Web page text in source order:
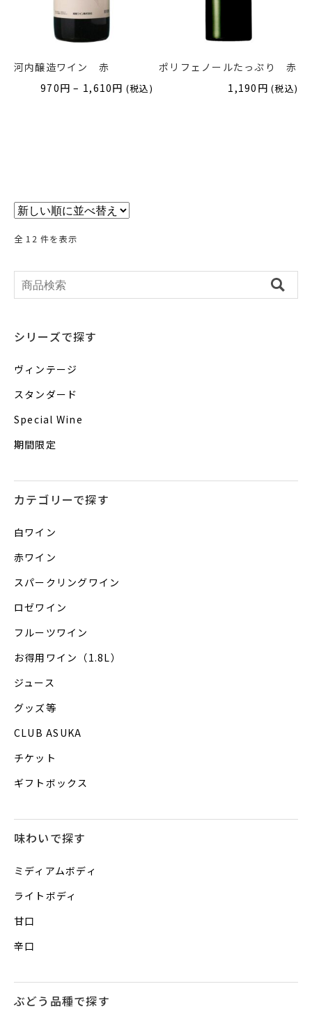
河内醸造ワイン 赤
970円 – 1,610円 価
(税込)
ポリフェノールたっぷり 赤
1,190 円 (税込)
全 12 件を表示
シリーズで探す
ヴィンテージ
スタンダード
Special Wine
期間限定
カテゴリーで探す
白ワイン
赤ワイン
スパークリングワイン
ロゼワイン
フルーツワイン
お得用ワイン（1.8L）
ジュース
グッズ等
CLUB ASUKA
チケット
ギフトボックス
味わいで探す
ミディアムボディ
ライトボディ
甘口
辛口
ぶどう品種で探す